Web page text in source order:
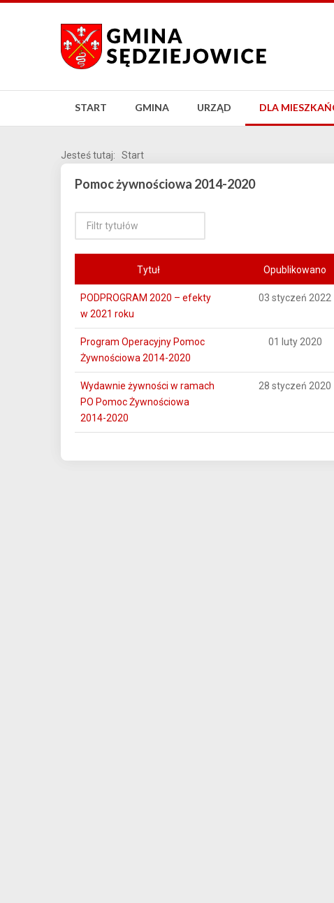
START GMINA URZĄD DLA
Jesteś tutaj: Start
Pomoc żywnościowa 2014-2020
Tytuł Opublikowano
PODPROGRAM 2020 – efekty
w 2021 roku
03 styczeń 2022
Program Operacyjny Pomoc
Żywnościowa 2014-2020
01 luty 2020
Wydawnie żywności w ramach
PO Pomoc Żywnościowa
2014-2020
28 styczeń 2020